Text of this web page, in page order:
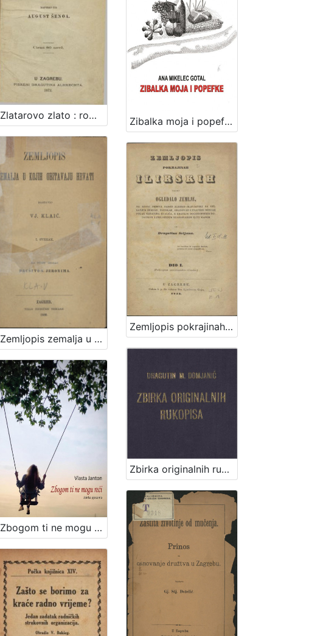
Zlatarovo zlato : roman iz prošlosti zagrebačke / napisao ga August Šenoa Zibalka moja i popefke / Ana Mikelec Gotal
Zemljopis zemalja u kojih obitavaju Hrvati
Zemljopis pokrajinah ilirskih iliti Ogledalo zemlje, na kojoj pribiva narod ilirsko-slavjanski sa opisanjem berdah, potokah, gradovah i znatniih mestah polag sadanjeg stališa, s kratkim dogodopisnim dodatkom i priloženim krajobrazom iliti mapom / od Dragutina Seljana
Zbogom ti ne mogu reći / Vlasta Janton
Zbirka originalnih rukopisa / Dragutin M. Domjanić